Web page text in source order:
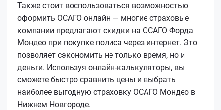
Также стоит воспользоваться возможностью
оформить ОСАГО онлайн — многие страховые
компании предлагают скидки на ОСАГО Форда
Мондео при покупке полиса через интернет. Это
позволяет сэкономить не только время, но и
деньги. Используя онлайн-калькуляторы, вы
сможете быстро сравнить цены и выбрать
наиболее выгодную страховку ОСАГО Мондео в
Нижнем Новгороде.